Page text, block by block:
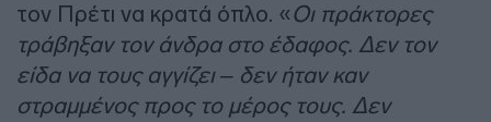
τον Πρέτι να κρατά όπλο. «Οι πράκτορες
τράβηξαν τον άνδρα στο έδαφος. Δεν τον
είδα να τους αγγίζει – δεν ήταν καν
στραμμένος προς το μέρος τους. Δεν